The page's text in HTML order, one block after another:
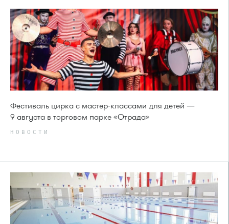
Фестиваль цирка с мастер-классами для детей —
9 августа в торговом парке «Отрада»
НОВОСТИ